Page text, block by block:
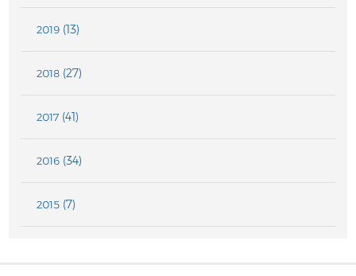
2019(13)
2018(27)
2017(41)
2016(34)
2015(7)